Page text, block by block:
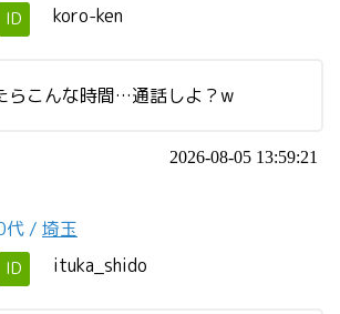
ID koro-ken
らこんな時間…通話しよ？w
2026-08-05 13:59:21
代 / 埼玉
ID ituka_shido